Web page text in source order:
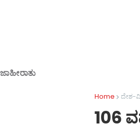
ಜಾಹೀರಾತು
Home ದೇಶ-
106